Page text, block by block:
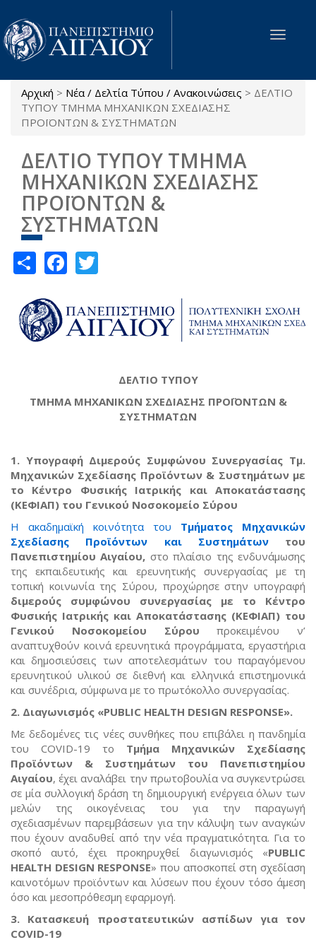
Παράκαμψη προς το κυρίως περιεχόμενο
Toggle
Είστε εδώ
Αρχική > Νέα / Δελτία Τύπου / Ανακοινώσεις > ΔΕΛΤΙΟ
ΤΥΠΟΥ ΤΜΗΜΑ ΜΗΧΑΝΙΚΩΝ ΣΧΕΔΙΑΣΗΣ
ΠΡΟΪΟΝΤΩΝ & ΣΥΣΤΗΜΑΤΩΝ
ΔΕΛΤΙΟ ΤΥΠΟΥ ΤΜΗΜΑ
ΜΗΧΑΝΙΚΩΝ ΣΧΕΔΙΑΣΗΣ
ΠΡΟΪΟΝΤΩΝ &
ΣΥΣΤΗΜΑΤΩΝ
ShareFacebook
ΔΕΛΤΙΟ ΤΥΠΟΥ
ΤΜΗΜΑ ΜΗΧΑΝΙΚΩΝ ΣΧΕΔΙΑΣΗΣ ΠΡΟΪΟΝΤΩΝ &
ΣΥΣΤΗΜΑΤΩΝ
1. Υπογραφή Διμερούς Συμφώνου Συνεργασίας Τμ.
Μηχανικών Σχεδίασης Προϊόντων & Συστημάτων με
το Κέντρο Φυσικής Ιατρικής και Αποκατάστασης
(ΚΕΦΙΑΠ) του Γενικού Νοσοκομείο Σύρου
Η ακαδημαϊκή κοινότητα του Τμήματος Μηχανικών
Σχεδίασης Προϊόντων και Συστημάτων του
Πανεπιστημίου Αιγαίου, στο πλαίσιο της ενδυνάμωσης
της εκπαιδευτικής και ερευνητικής συνεργασίας με τη
τοπική κοινωνία της Σύρου, προχώρησε στην υπογραφή
διμερούς συμφώνου συνεργασίας με το Κέντρο
Φυσικής Ιατρικής και Αποκατάστασης (ΚΕΦΙΑΠ) του
Γενικού Νοσοκομείου Σύρου προκειμένου ν’
αναπτυχθούν κοινά ερευνητικά προγράμματα, εργαστήρια
και δημοσιεύσεις των αποτελεσμάτων του παραγόμενου
ερευνητικού υλικού σε διεθνή και ελληνικά επιστημονικά
και συνέδρια, σύμφωνα με το πρωτόκολλο συνεργασίας.
2. Διαγωνισμός «PUBLIC HEALTH DESIGN RESPONSE».
Με δεδομένες τις νέες συνθήκες που επιβάλει η πανδημία
του COVID-19 το Τμήμα Μηχανικών Σχεδίασης
Προϊόντων & Συστημάτων του Πανεπιστημίου
Αιγαίου, έχει αναλάβει την πρωτοβουλία να συγκεντρώσει
σε μία συλλογική δράση τη δημιουργική ενέργεια όλων των
μελών της οικογένειας του για την παραγωγή
σχεδιασμένων παρεμβάσεων για την κάλυψη των αναγκών
που έχουν αναδυθεί από την νέα πραγματικότητα. Για το
σκοπό αυτό, έχει προκηρυχθεί διαγωνισμός «PUBLIC
HEALTH DESIGN RESPONSE» που αποσκοπεί στη σχεδίαση
καινοτόμων προϊόντων και λύσεων που έχουν τόσο άμεση
όσο και μεσοπρόθεσμη εφαρμογή.
3. Κατασκευή προστατευτικών ασπίδων για τον
COVID-19